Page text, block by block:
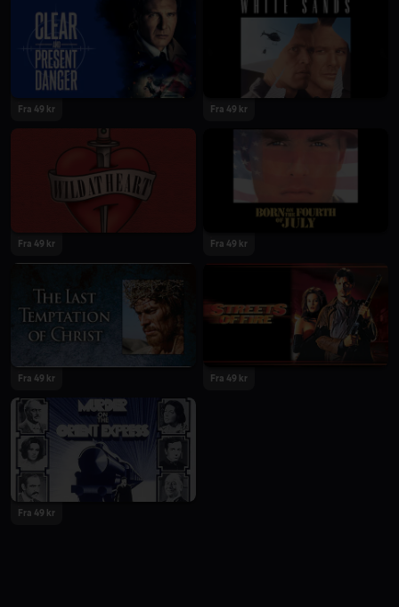
Fra 49 kr Fra 49 kr
Fra 49 kr Fra 49 kr
Fra 49 kr Fra 49 kr
Fra 49 kr